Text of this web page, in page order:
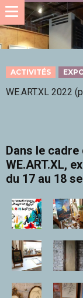
ACTIVITÉS
WE.ART.XL 2022
Dans le
WE.ART.XL,
du 17 au 18